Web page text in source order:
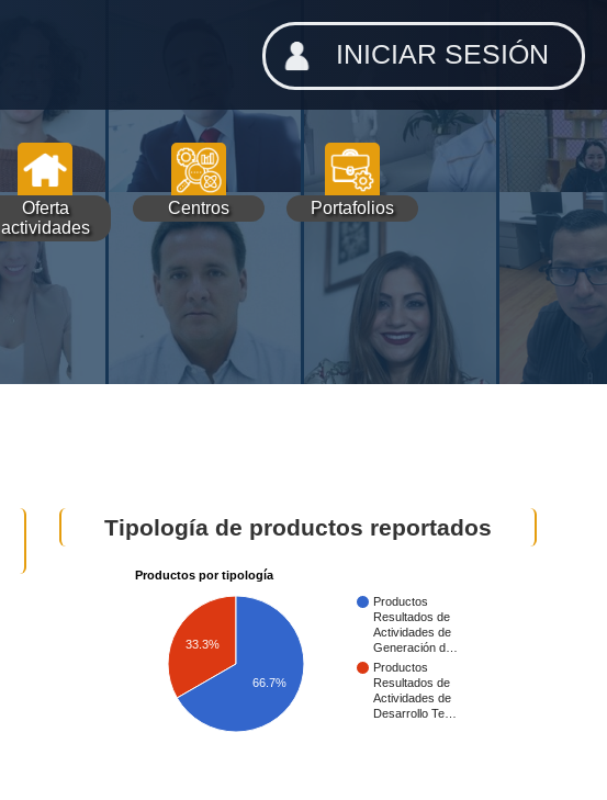
Oferta
actividades
Centros Portafolios
INICIAR SESIÓN
Tipología de productos reportados
Productos por tipología
Productos
Resultados de
Actividades de
Generación d…
Productos
Resultados de
Actividades de
Desarrollo Te…
33.3%
66.7%